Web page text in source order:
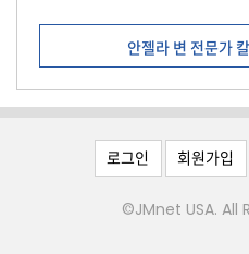
지
사
항
안젤라 변 전문가
로그인 회원가입
©JMnet USA. All